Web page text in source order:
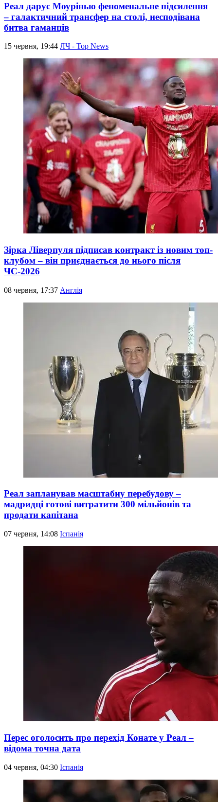
Реал дарує Моурінью феноменальне підсилення
– галактичний трансфер на столі, несподівана
битва гаманців
15 червня, 19:44 ЛЧ - Top News
Зірка Ліверпуля підписав контракт із новим топ-
клубом – він приєднається до нього після
ЧС-2026
08 червня, 17:37 Англія
Реал запланував масштабну перебудову –
мадридці готові витратити 300 мільйонів та
продати капітана
07 червня, 14:08 Іспанія
Перес оголосить про перехід Конате у Реал –
відома точна дата
04 червня, 04:30 Іспанія